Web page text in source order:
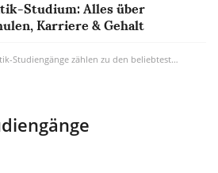
Studium: Alles über
Karriere & Gehalt
Die Informatik-Studiengänge zählen zu den beliebtesten Studiengängen. Kein Wunder,...